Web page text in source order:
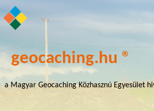
geocaching.hu ®
a Magyar Geocaching Közhasznú Egyesület